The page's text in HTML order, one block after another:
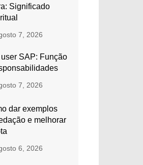
Significado
7, 2026
user SAP: Função
7, 2026
dar exemplos
e melhorar
6, 2026